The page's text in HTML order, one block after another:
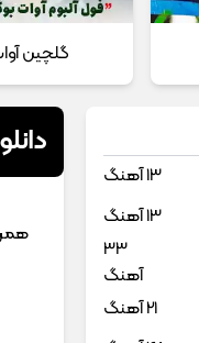
گلچین
13 آهنگ
13 آهنگ
33
آهنگ
21 آهنگ